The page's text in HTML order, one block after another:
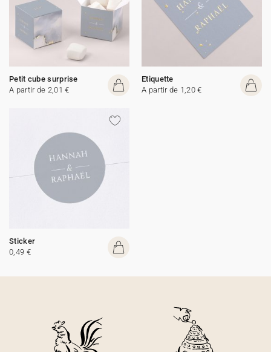
Petit cube surprise
A partir de 2,01 €
Etiquette
A partir de 1,20 €
Sticker
0,49 €